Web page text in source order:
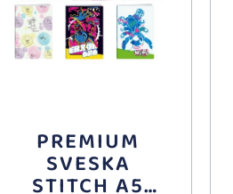
PREMIUM
SVESKA
STITCH A5